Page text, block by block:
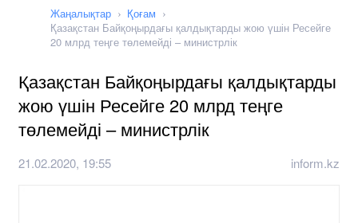
Жаңалықтар
Қоғам
Қазақстан Байқоңырдағы қалдықтарды жою үшін Ресейге
20 млрд теңге төлемейді – министрлік
Қазақстан Байқоңырдағы қалдықтарды
жою үшін Ресейге 20 млрд теңге
төлемейді – министрлік
21.02.2020, 19:55 inform.kz